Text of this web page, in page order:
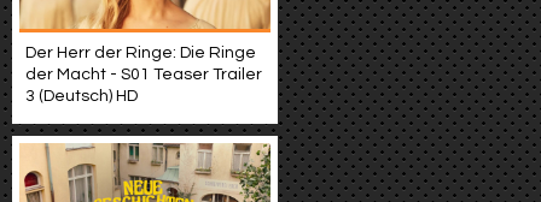
Der Herr der Ringe: Die Ringe
der Macht - S01 Teaser Trailer
3 (Deutsch) HD